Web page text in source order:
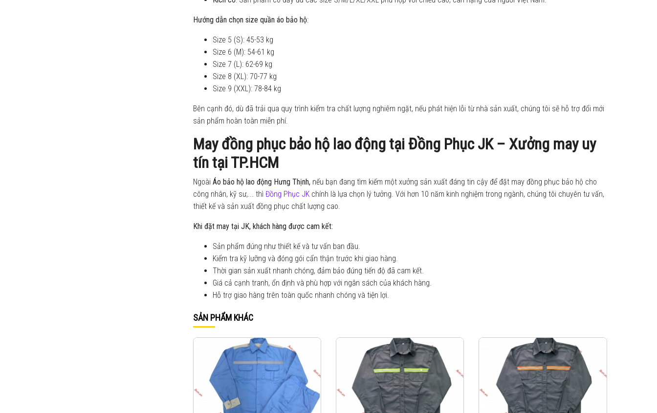
Hướng dẫn chọn size quần áo bảo hộ:
Size 5 (S): 45-53 kg
Size 6 (M): 54-61 kg
Size 7 (L): 62-69 kg
Size 8 (XL): 70-77 kg
Size 9 (XXL): 78-84 kg
Bên cạnh đó, dù đã trải qua quy trình kiểm tra chất lượng nghiêm ngặt, nếu phát hiện lỗi từ nhà sản xuất, chúng tôi sẽ hỗ trợ đổi mới
sản phẩm hoàn toàn miễn phí.
May đồng phục bảo hộ lao động tại Đồng Phục JK – Xưởng may uy
tín tại TP.HCM
Ngoài Áo bảo hộ lao động Hưng Thịnh, nếu bạn đang tìm kiếm một xưởng sản xuất đáng tin cậy để đặt may đồng phục bảo hộ cho
công nhân, kỹ sư,... thì Đồng Phục JK chính là lựa chọn lý tưởng. Với hơn 10 năm kinh nghiệm trong ngành, chúng tôi chuyên tư vấn,
thiết kế và sản xuất đồng phục chất lượng cao.
Khi đặt may tại JK, khách hàng được cam kết:
Sản phẩm đúng như thiết kế và tư vấn ban đầu.
Kiểm tra kỹ lưỡng và đóng gói cẩn thận trước khi giao hàng.
Thời gian sản xuất nhanh chóng, đảm bảo đúng tiến độ đã cam kết.
Giá cả cạnh tranh, ổn định và phù hợp với ngân sách của khách hàng.
Hỗ trợ giao hàng trên toàn quốc nhanh chóng và tiện lợi.
SẢN PHẨM KHÁC